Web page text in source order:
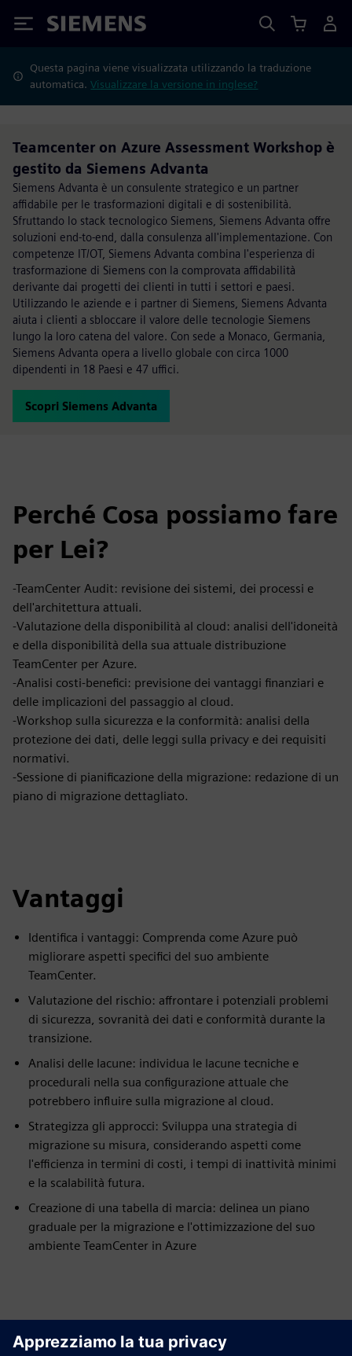
Siemens
Questa pagina viene visualizzata utilizzando la traduzione
automatica.Visualizzare la versione in inglese?
Teamcenter on Azure Assessment Workshop è
gestito da Siemens Advanta
Siemens Advanta è un consulente strategico e un partner
affidabile per le trasformazioni digitali e di sostenibilità.
Sfruttando lo stack tecnologico Siemens, Siemens Advanta offre
soluzioni end-to-end, dalla consulenza all'implementazione. Con
competenze IT/OT, Siemens Advanta combina l'esperienza di
trasformazione di Siemens con la comprovata affidabilità
derivante dai progetti dei clienti in tutti i settori e paesi.
Utilizzando le aziende e i partner di Siemens, Siemens Advanta
aiuta i clienti a sbloccare il valore delle tecnologie Siemens
lungo la loro catena del valore. Con sede a Monaco, Germania,
Siemens Advanta opera a livello globale con circa 1000
dipendenti in 18 Paesi e 47 uffici.
Scopri Siemens Advanta
Perché Cosa possiamo fare
per Lei?
-TeamCenter Audit: revisione dei sistemi, dei processi e
dell'architettura attuali.
-Valutazione della disponibilità al cloud: analisi dell'idoneità
e della disponibilità della sua attuale distribuzione
TeamCenter per Azure.
-Analisi costi-benefici: previsione dei vantaggi finanziari e
delle implicazioni del passaggio al cloud.
-Workshop sulla sicurezza e la conformità: analisi della
protezione dei dati, delle leggi sulla privacy e dei requisiti
normativi.
-Sessione di pianificazione della migrazione: redazione di un
piano di migrazione dettagliato.
Vantaggi
Identifica i vantaggi: Comprenda come Azure può
migliorare aspetti specifici del suo ambiente
TeamCenter.
Valutazione del rischio: affrontare i potenziali problemi
di sicurezza, sovranità dei dati e conformità durante la
transizione.
Analisi delle lacune: individua le lacune tecniche e
procedurali nella sua configurazione attuale che
potrebbero influire sulla migrazione al cloud.
Strategizza gli approcci: Sviluppa una strategia di
migrazione su misura, considerando aspetti come
l'efficienza in termini di costi, i tempi di inattività minimi
e la scalabilità futura.
Creazione di una tabella di marcia: delinea un piano
graduale per la migrazione e l'ottimizzazione del suo
ambiente TeamCenter in Azure
Esplora le risorse e i